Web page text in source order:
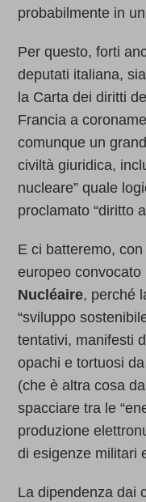
probabilmente in
Per questo, forti
deputati italiana,
la Carta dei diritti
Francia a
comunque un
civiltà giuridica,
nucleare” quale
proclamato “diritto
E ci batteremo,
europeo
Nucléaire, perché
“sviluppo
tentativi, manifesti
opachi e tortuosi
(che è altra cosa
spacciare tra le
produzione
di esigenze militari
La dipendenza dai